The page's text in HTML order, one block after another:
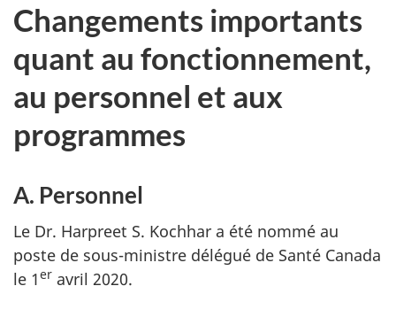
Changements importants
quant au fonctionnement,
au personnel et aux
programmes
A. Personnel
Le Dr. Harpreet S. Kochhar a été nommé au
poste de sous-ministre délégué de Santé Canada
le 1er avril 2020.